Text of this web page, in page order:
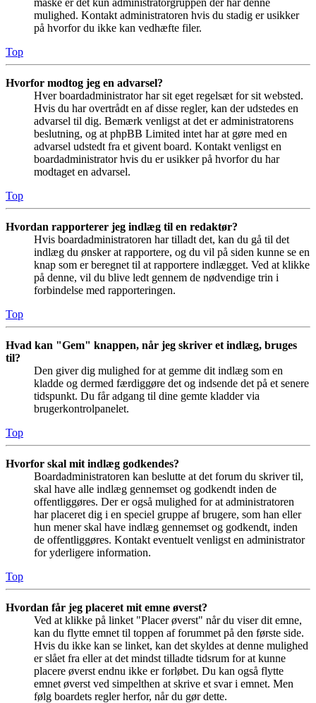
mulighed. Kontakt administratoren hvis du stadig er usikker
på hvorfor du ikke kan vedhæfte filer.
Top
Hvorfor modtog jeg en advarsel?
Hver boardadministrator har sit eget regelsæt for sit websted.
Hvis du har overtrådt en af disse regler, kan der udstedes en
advarsel til dig. Bemærk venligst at det er administratorens
beslutning, og at phpBB Limited intet har at gøre med en
advarsel udstedt fra et givent board. Kontakt venligst en
boardadministrator hvis du er usikker på hvorfor du har
modtaget en advarsel.
Top
Hvordan rapporterer jeg indlæg til en redaktør?
Hvis boardadministratoren har tilladt det, kan du gå til det
indlæg du ønsker at rapportere, og du vil på siden kunne se en
knap som er beregnet til at rapportere indlægget. Ved at klikke
på denne, vil du blive ledt gennem de nødvendige trin i
forbindelse med rapporteringen.
Top
Hvad kan "Gem" knappen, når jeg skriver et indlæg, bruges
til?
Den giver dig mulighed for at gemme dit indlæg som en
kladde og dermed færdiggøre det og indsende det på et senere
tidspunkt. Du får adgang til dine gemte kladder via
brugerkontrolpanelet.
Top
Hvorfor skal mit indlæg godkendes?
Boardadministratoren kan beslutte at det forum du skriver til,
skal have alle indlæg gennemset og godkendt inden de
offentliggøres. Der er også mulighed for at administratoren
har placeret dig i en speciel gruppe af brugere, som han eller
hun mener skal have indlæg gennemset og godkendt, inden
de offentliggøres. Kontakt eventuelt venligst en administrator
for yderligere information.
Top
Hvordan får jeg placeret mit emne øverst?
Ved at klikke på linket "Placer øverst" når du viser dit emne,
kan du flytte emnet til toppen af forummet på den første side.
Hvis du ikke kan se linket, kan det skyldes at denne mulighed
er slået fra eller at det mindst tilladte tidsrum for at kunne
placere øverst endnu ikke er forløbet. Du kan også flytte
emnet øverst ved simpelthen at skrive et svar i emnet. Men
følg boardets regler herfor, når du gør dette.